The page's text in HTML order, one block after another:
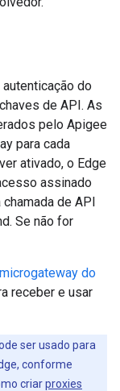
do
de API. As
pelo Apigee
para cada
ativado, o Edge
assinado
de API
Se não for
do
receber e usar
ser usado para
conforme
criarproxies